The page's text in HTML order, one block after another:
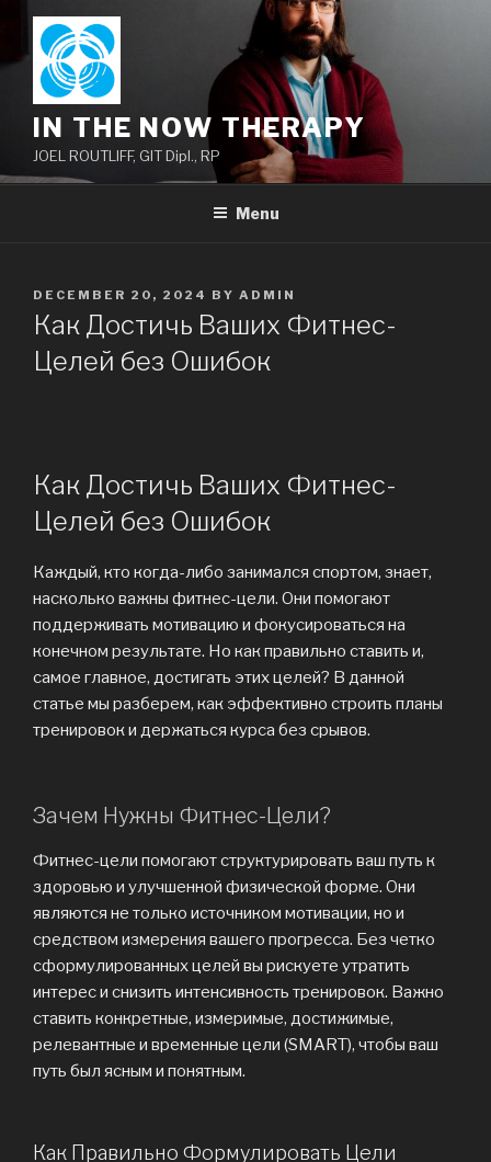
content
IN THE NOW THERAPY
JOEL ROUTLIFF, GIT Dipl., RP
Menu
POSTED
ON
DECEMBER 20, 2024 BY ADMIN
Как Достичь Ваших Фитнес-
Целей без Ошибок
Как Достичь Ваших Фитнес-
Целей без Ошибок
Каждый, кто когда-либо занимался спортом, знает,
насколько важны фитнес-цели. Они помогают
поддерживать мотивацию и фокусироваться на
конечном результате. Но как правильно ставить и,
самое главное, достигать этих целей? В данной
статье мы разберем, как эффективно строить планы
тренировок и держаться курса без срывов.
Зачем Нужны Фитнес-Цели?
Фитнес-цели помогают структурировать ваш путь к
здоровью и улучшенной физической форме. Они
являются не только источником мотивации, но и
средством измерения вашего прогресса. Без четко
сформулированных целей вы рискуете утратить
интерес и снизить интенсивность тренировок. Важно
ставить конкретные, измеримые, достижимые,
релевантные и временные цели (SMART), чтобы ваш
путь был ясным и понятным.
Как Правильно Формулировать Цели